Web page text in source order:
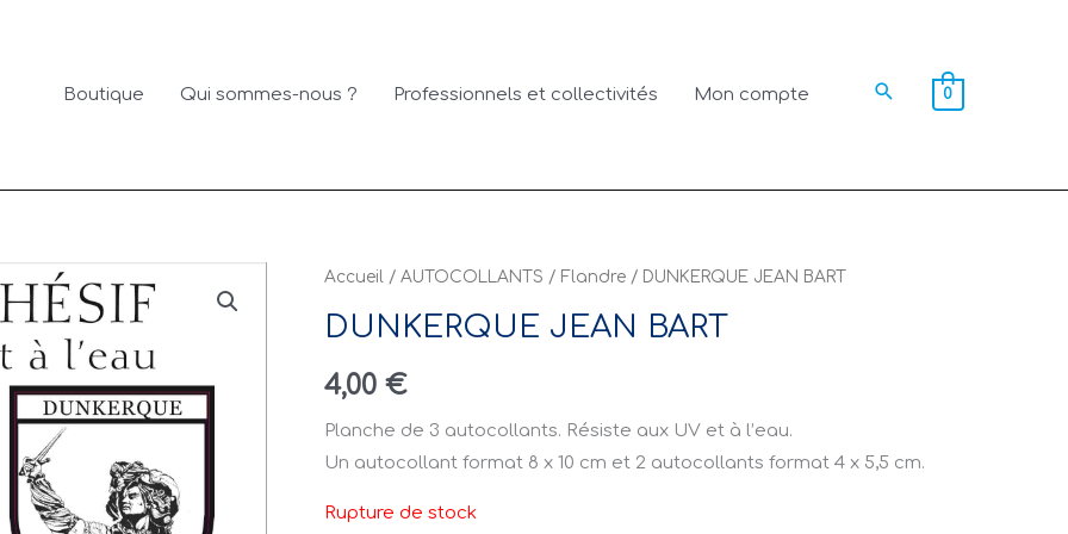
Boutique Qui sommes-nous ? Professionnels et collectivités Mon compte Rechercher
0
Accueil / AUTOCOLLANTS / Flandre / DUNKERQUE JEAN BART
DUNKERQUE JEAN BART
4,00 €
Planche de 3 autocollants. Résiste aux UV et à l’eau.
Un autocollant format 8 x 10 cm et 2 autocollants format 4 x 5,5 cm.
Rupture de stock